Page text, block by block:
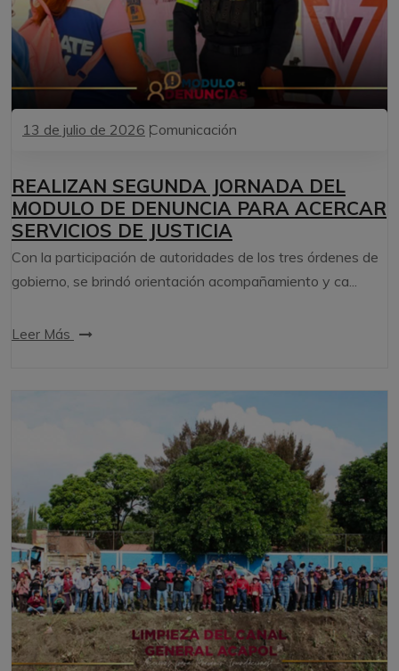
13 de julio de 2026 Comunicación
REALIZAN SEGUNDA JORNADA DEL
MODULO DE DENUNCIA PARA ACERCAR
SERVICIOS DE JUSTICIA
Con la participación de autoridades de los tres órdenes de
gobierno, se brindó orientación acompañamiento y ca...
Leer Más